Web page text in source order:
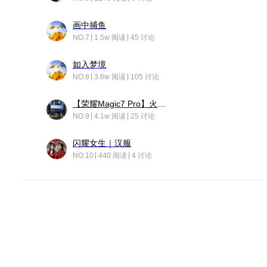
画中捕鱼
NO.7 1.5w 阅读 45 讨论
如入梦境
NO.8 3.6w 阅读 105 讨论
NO.9 4.1w 阅读 25 讨论
闪耀女生｜汉服
NO.10 440 阅读 4 讨论